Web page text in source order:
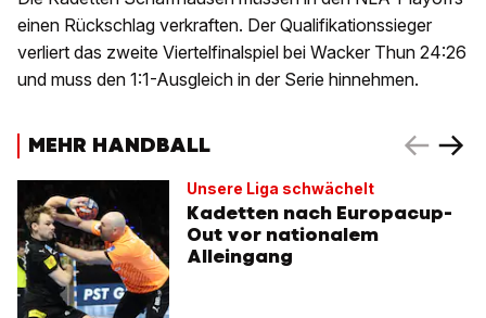
einen Rückschlag verkraften. Der Qualifikationssieger
verliert das zweite Viertelfinalspiel bei Wacker Thun 24:26
und muss den 1:1-Ausgleich in der Serie hinnehmen.
MEHR HANDBALL
Unsere Liga schwächelt
Kadetten nach Europacup-
Out vor nationalem
Alleingang